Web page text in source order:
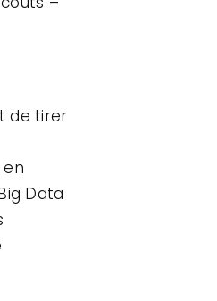
de tirer
Data